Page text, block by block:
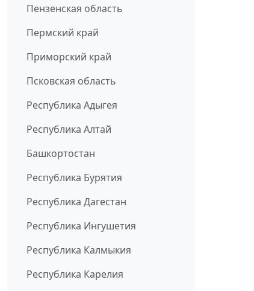
Пензенская область
Пермский край
Приморский край
Псковская область
Республика Адыгея
Республика Алтай
Башкортостан
Республика Бурятия
Республика Дагестан
Республика Ингушетия
Республика Калмыкия
Республика Карелия